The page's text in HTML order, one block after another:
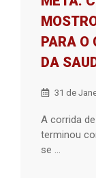
PARA O
DA
31 de
A corrida
terminou
se ...